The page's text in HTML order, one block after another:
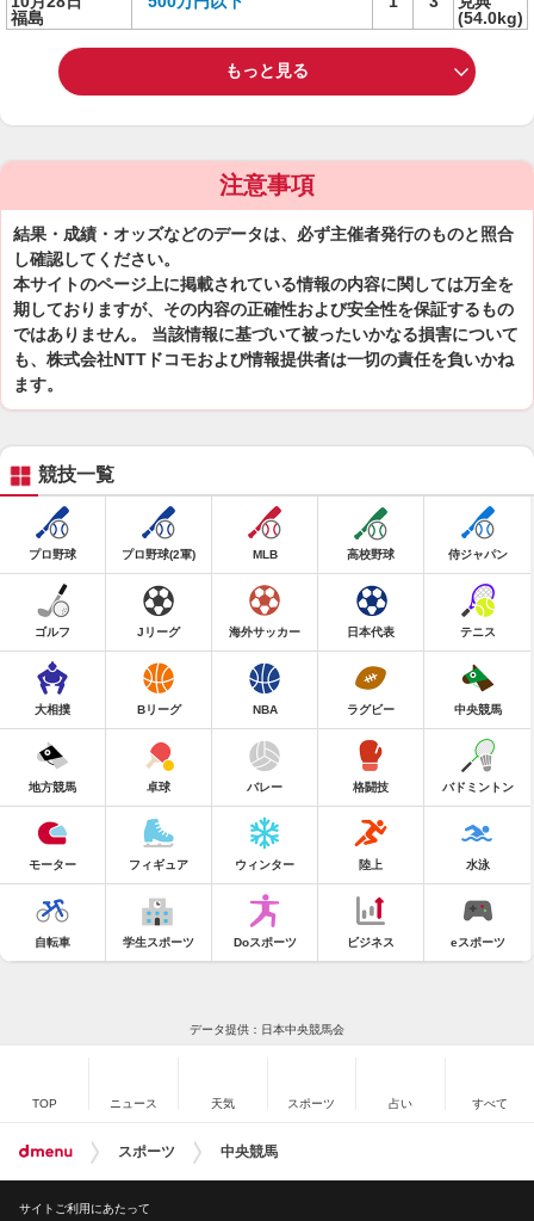
福島
(54.0kg)
もっと見る
注意事項
結果・成績・オッズなどのデータは、必ず主催者発行のものと照合
し確認してください。
本サイトのページ上に掲載されている情報の内容に関しては万全を
期しておりますが、その内容の正確性および安全性を保証するもの
ではありません。 当該情報に基づいて被ったいかなる損害について
も、株式会社NTTドコモおよび情報提供者は一切の責任を負いかね
ます。
競技一覧
プロ野球 プロ野球(2軍) MLB 高校野球 侍ジャパン
ゴルフ Jリーグ 海外サッカー 日本代表 テニス
大相撲 Bリーグ NBA ラグビー 中央競馬
地方競馬 卓球 バレー 格闘技 バドミントン
モーター フィギュア ウィンター 陸上 水泳
自転車 学生スポーツ Doスポーツ ビジネス eスポーツ
データ提供：日本中央競馬会
TOP ニュース 天気 スポーツ 占い すべて
スポーツ 中央競馬
サイトご利用にあたって